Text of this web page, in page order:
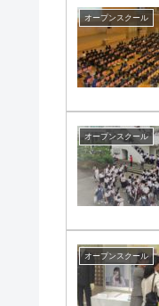
オープンスクール
オープンスクール
オープンスクール